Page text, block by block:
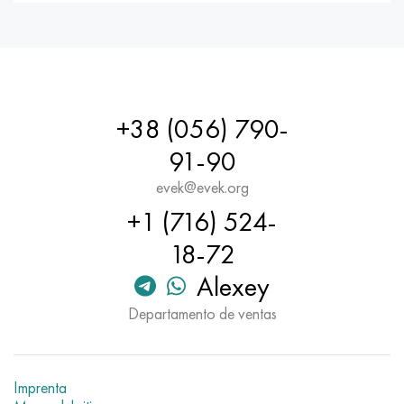
+38 (056) 790-
91-90
evek@evek.org
+1 (716) 524-
18-72
Alexey
Departamento de ventas
Imprenta
A40G, 44smn28, 1.0762, 46s20